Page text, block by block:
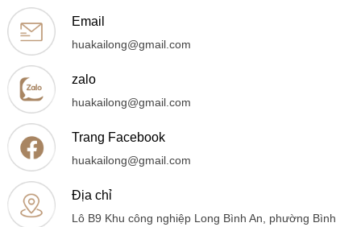
Email
huakailong@gmail.com
zalo
huakailong@gmail.com
Trang Facebook
huakailong@gmail.com
Địa chỉ
Lô B9 Khu công nghiệp Long Bình An, phường Bình